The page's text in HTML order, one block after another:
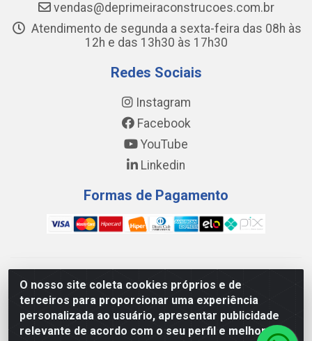
O nosso site coleta cookies próprios e de
terceiros para proporcionar uma experiência
personalizada ao usuário, apresentar publicidade
relevante de acordo com o seu perfil e melhorar a
vendas@deprimeiraconstrucoes.com.br
Atendimento de segunda a sexta-feira das 08h às
12h e das 13h30 às 17h30
Redes Sociais
Instagram
Facebook
YouTube
Linkedin
Formas de Pagamento
WING DISTRIBUIDORA COMÉRCIO E LOGÍSTICA DE MATERIAL
DE CONSTRUÇÕES LTDA - AV. DA INTEGRAÇÃO, 790 -
PATRÍCIA GOMES, CAUCAIA/CE - CEP 61.604-505 - CNPJ
17.523.384/0001-20